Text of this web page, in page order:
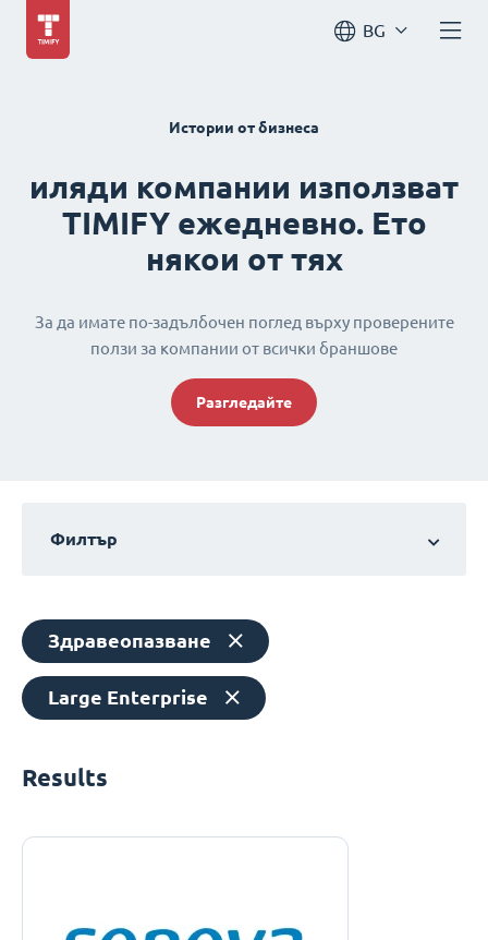
BG
Истории от бизнеса
иляди компании използват
TIMIFY ежедневно. Ето
някои от тях
За да имате по-задълбочен поглед върху проверените
ползи за компании от всички браншове
Разгледайте
Филтър
Здравеопазване
Large Enterprise
Results